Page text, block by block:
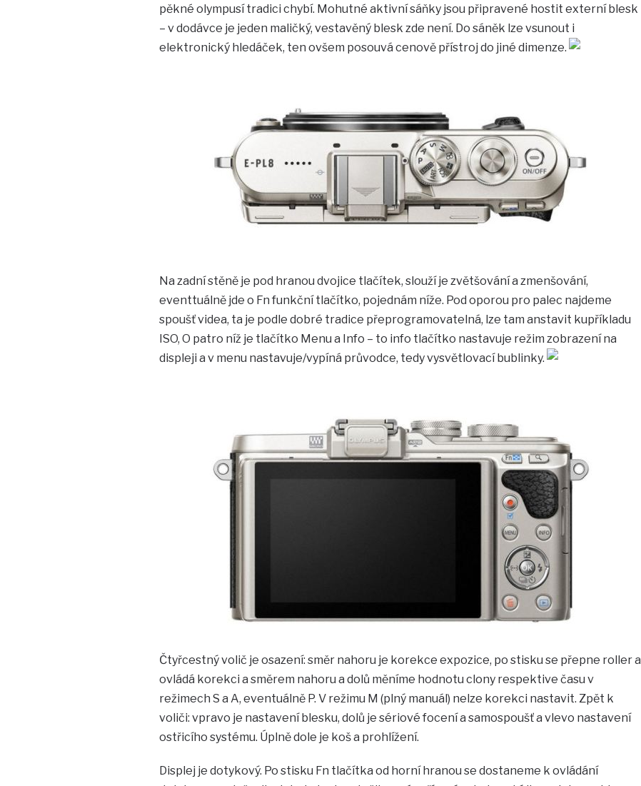
pěkné olympusí tradici chybí. Mohutné aktivní sáňky jsou připravené hostit externí blesk
– v dodávce je jeden maličký, vestavěný blesk zde není. Do sáněk lze vsunout i
elektronický hledáček, ten ovšem posouvá cenově přístroj do jiné dimenze.
Na zadní stěně je pod hranou dvojice tlačítek, slouží je zvětšování a zmenšování,
eventtuálně jde o Fn funkční tlačítko, pojednám níže. Pod oporou pro palec najdeme
spoušť videa, ta je podle dobré tradice přeprogramovatelná, lze tam anstavit kupříkladu
ISO, O patro níž je tlačítko Menu a Info – to info tlačítko nastavuje režim zobrazení na
displeji a v menu nastavuje/vypíná průvodce, tedy vysvětlovací bublinky.
Čtyřcestný volič je osazení: směr nahoru je korekce expozice, po stisku se přepne roller a
ovládá korekci a směrem nahoru a dolů měníme hodnotu clony respektive času v
režimech S a A, eventuálně P. V režimu M (plný manuál) nelze korekci nastavit. Zpět k
voliči: vpravo je nastavení blesku, dolů je sériové focení a samospoušť a vlevo nastavení
ostřicího systému. Úplně dole je koš a prohlížení.
Displej je dotykový. Po stisku Fn tlačítka od horní hranou se dostaneme k ovládání